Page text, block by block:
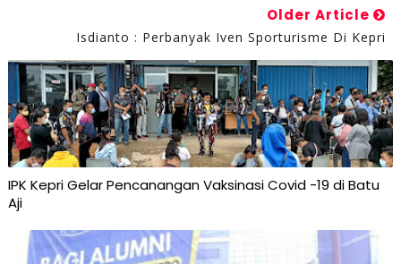
Older Article
Isdianto : Perbanyak Iven Sporturisme Di Kepri
IPK Kepri Gelar Pencanangan Vaksinasi Covid -19 di Batu
Aji